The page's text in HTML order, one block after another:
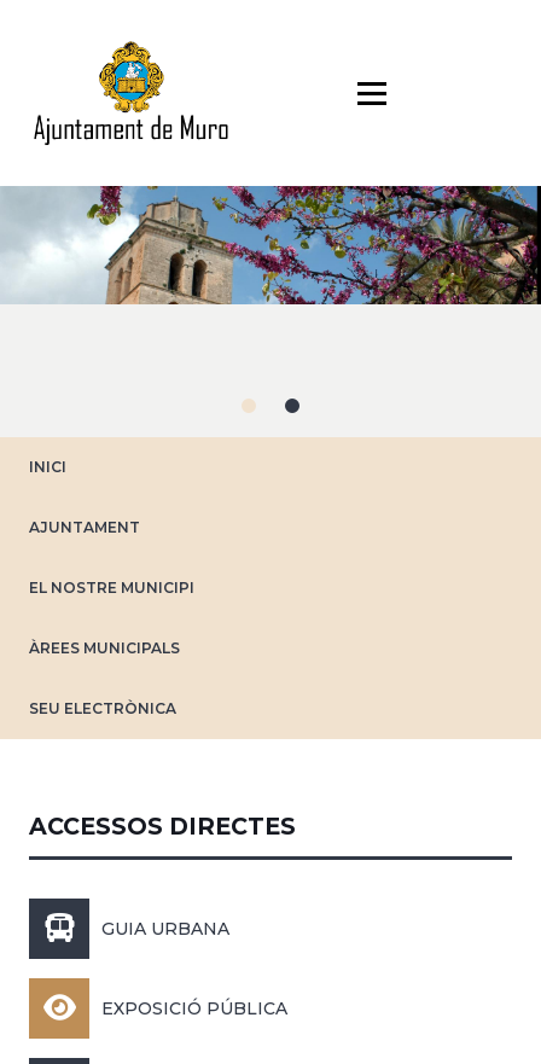
INICI
AJUNTAMENT
EL NOSTRE MUNICIPI
ÀREES MUNICIPALS
SEU ELECTRÒNICA
ACCESSOS DIRECTES
GUIA URBANA
EXPOSICIÓ PÚBLICA